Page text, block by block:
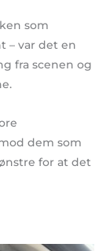
som
– var det en
fra scenen og
dem som
for at det